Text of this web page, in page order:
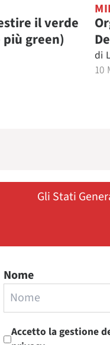
il verde
green)
di
10
Gli Stati
Nome
Accetto la gestione